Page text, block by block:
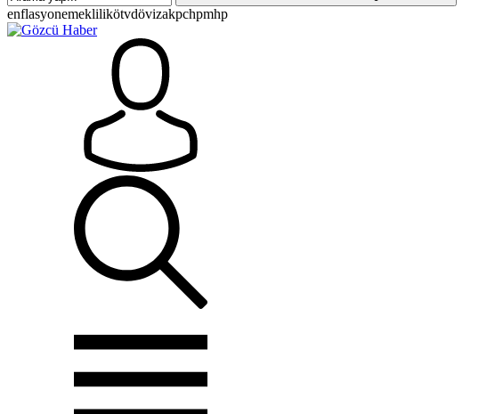
enflasyonemeklilikötvdövizakpchpmhp